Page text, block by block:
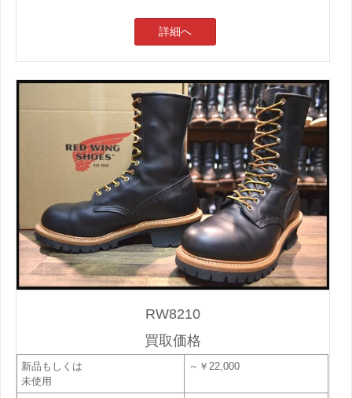
詳細へ
RW8210
買取価格
新品もしくは
未使用
～￥22,000